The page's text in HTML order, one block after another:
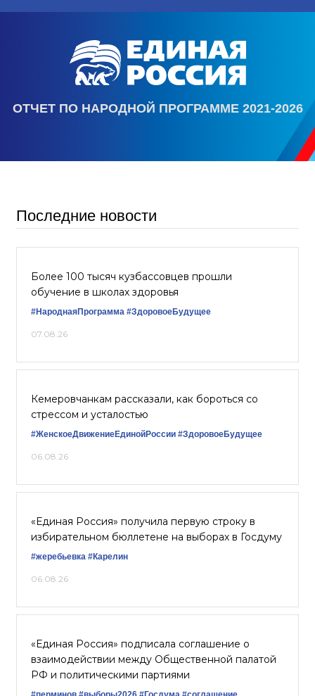
ОТЧЕТ ПО НАРОДНОЙ ПРОГРАММЕ 2021-2026
Последние новости
Более 100 тысяч кузбассовцев прошли
обучение в школах здоровья
#НароднаяПрограмма #ЗдоровоеБудущее
07.08.26
Кемеровчанкам рассказали, как бороться со
стрессом и усталостью
#ЖенскоеДвижениеЕдинойРоссии #ЗдоровоеБудущее
06.08.26
«Единая Россия» получила первую строку в
избирательном бюллетене на выборах в Госдуму
#жеребьевка #Карелин
06.08.26
«Единая Россия» подписала соглашение о
взаимодействии между Общественной палатой
РФ и политическими партиями